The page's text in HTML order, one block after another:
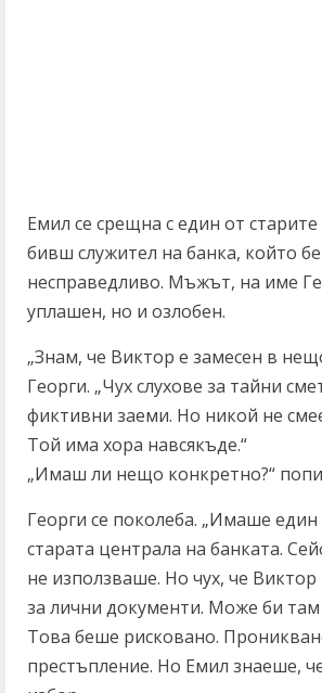
Емил се срещна с един от
бивш служител на банка, който
несправедливо. Мъжът, на име
уплашен, но и озлобен.
„Знам, че Виктор е замесен в
Георги. „Чух слухове за тайни
фиктивни заеми. Но никой не
Той има хора навсякъде.“
„Имаш ли нещо конкретно?“
Георги се поколеба. „Имаше
старата централа на банката.
не използваше. Но чух, че Виктор
за лични документи. Може би
Това беше рисковано.
престъпление. Но Емил знаеше,